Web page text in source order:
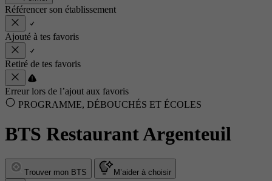
Référencer son établissement
Ajouté à tes favoris
Retiré de tes favoris
Erreur lors de l’ajout aux favoris
PROGRAMME, DÉBOUCHÉS ET ÉCOLES
BTS Restaurant Argenteuil
Trouver mon BTS M’aider à choisir